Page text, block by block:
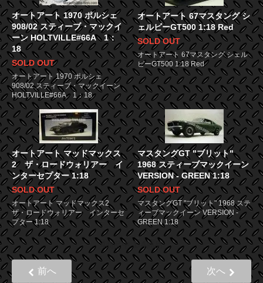
オートアート 1970 ポルシェ
908/02 スティーブ・マックイ
ーン HOLTVILLE#66A 1：
18
SOLD OUT
オートアート 1970 ポルシェ
908/02 スティーブ・マックイーン
HOLTVILLE#66A 1：18
オートアート 67マスタング シ
ェルビーGT500 1:18 Red
SOLD OUT
オートアート 67マスタング シェル
ビーGT500 1:18 Red
オートアート マッドマックス
2 ザ・ロードウォリアー イ
ンターセプター 1:18
SOLD OUT
オートアート マッドマックス2
ザ・ロードウォリアー インターセ
プター 1:18
マスタングGT "ブリット"
1968 スティーブマックイーン
VERSION - GREEN 1:18
SOLD OUT
マスタングGT "ブリット" 1968 ステ
ィーブマックイーン VERSION -
GREEN 1:18
4商品中1- 4商品
前へ 次へ